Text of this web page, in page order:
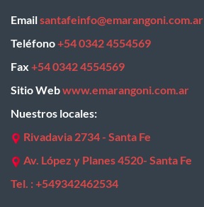
Emailsantafeinfo@emarangoni.com.ar
Teléfono+54 0342 4554569
Fax +54 0342 4554569
Sitio Webwww.emarangoni.com.ar
Nuestros locales:
Rivadavia 2734 - Santa Fe
Av. López y Planes 4520- Santa Fe
Tel. : +549342462534